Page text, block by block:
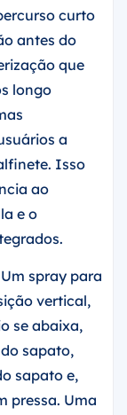
curto
antes do
que
longo
a
Isso
ao
e o
spray para
vertical,
se abaixa,
sapato,
sapato e,
pressa. Uma